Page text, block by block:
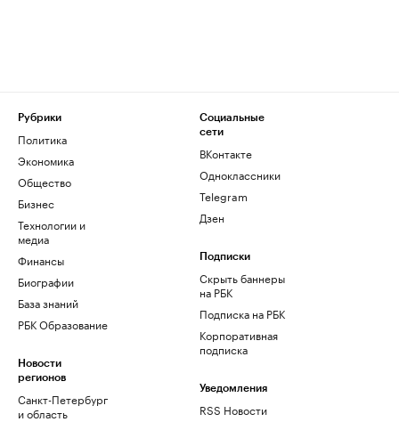
Рубрики
Политика
Экономика
Общество
Бизнес
Технологии и
медиа
Финансы
Биографии
База знаний
РБК Образование
Новости
регионов
Санкт-Петербург
и область
Социальные
сети
ВКонтакте
Одноклассники
Telegram
Дзен
Подписки
Скрыть баннеры
на РБК
Подписка на РБК
Корпоративная
подписка
Уведомления
RSS Новости